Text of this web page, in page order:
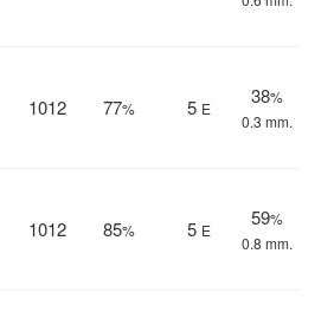
1012 77% 5 E
38%
0.3 mm.
1012 85% 5 E
59%
0.8 mm.